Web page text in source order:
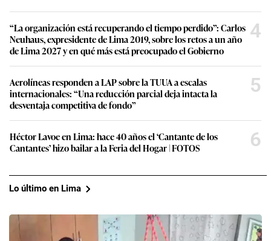
“La organización está recuperando el tiempo perdido”: Carlos
Neuhaus, expresidente de Lima 2019, sobre los retos a un año
de Lima 2027 y en qué más está preocupado el Gobierno
4
Aerolíneas responden a LAP sobre la TUUA a escalas
internacionales: “Una reducción parcial deja intacta la
desventaja competitiva de fondo”
5
Héctor Lavoe en Lima: hace 40 años el ‘Cantante de los
Cantantes’ hizo bailar a la Feria del Hogar | FOTOS
6
Lo último en Lima